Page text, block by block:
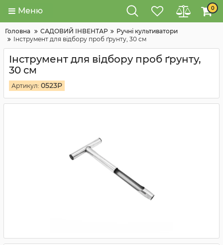
Меню 0
Головна САДОВИЙ ІНВЕНТАР
Ручні культиватори
Інструмент для відбору проб ґрунту, 30 см
Інструмент для відбору проб ґрунту,
30 см
Артикул: 0523P